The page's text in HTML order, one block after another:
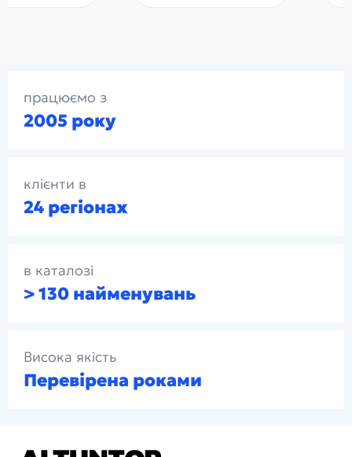
працюємо з
2005 року
клієнти в
24 регіонах
в каталозі
> 130 найменувань
Висока якість
Перевірена роками